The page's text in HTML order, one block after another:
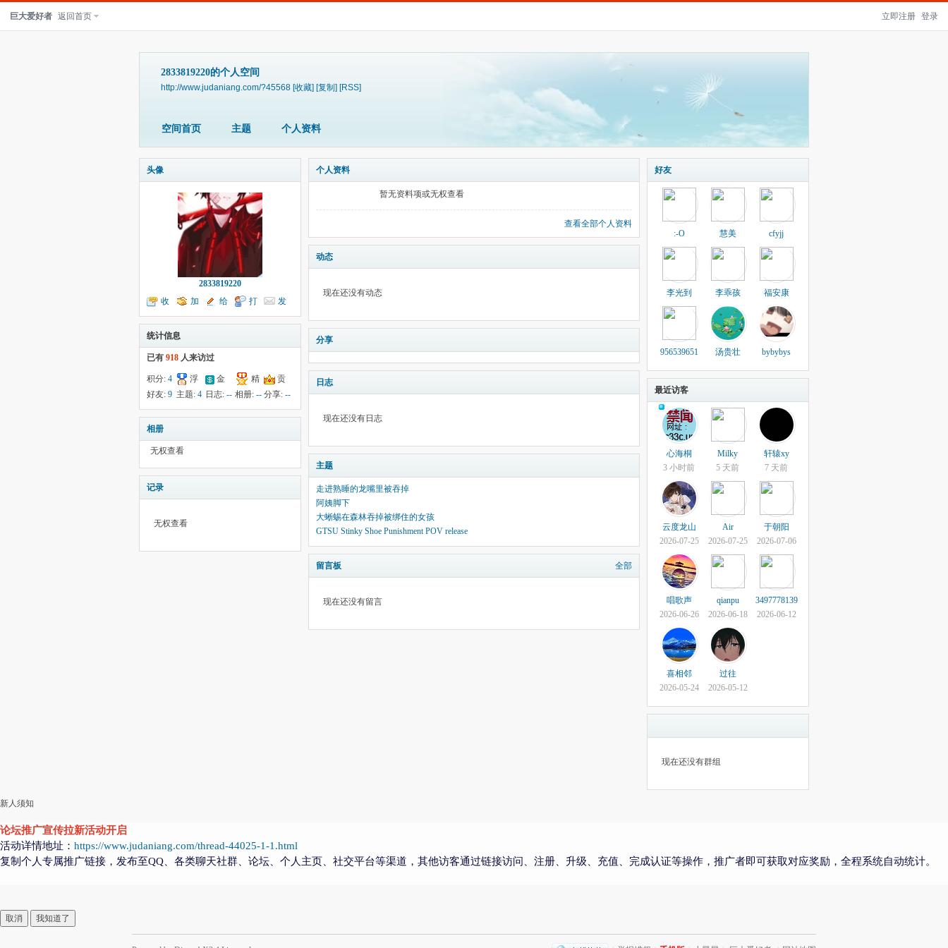
立即注册 登录
巨大爱好者 返回首页
2833819220的个人空间
http://www.judaniang.com/?45568 [收藏] [复制] [RSS]
空间首页 主题 个人资料
头像
2833819220
收
听TA
加
为好友
给
我留言
打
个招呼
发
送消息
统计信息
已有 918 人来访过
积分: 4
浮
云:
金
钱:6
精
华:--
贡
献:11
好友: 9 主题: 4 日志:-- 相册: -- 分享:--
相册
无权查看
记录
无权查看
个人资料
暂无资料项或无权查看
查看全部个人资料
动态
现在还没有动态
分享
日志
现在还没有日志
主题
走进熟睡的龙嘴里被吞掉
阿姨脚下
大蜥蜴在森林吞掉被绑住的女孩
GTSU Stinky Shoe Punishment POV release
留言板 全部
现在还没有留言
好友
:-O 慧美 cfyjj
李光到 李乖孩 福安康
956539651 汤贵壮 bybybys
最近访客
心海桐
3 小时前
Milky
5 天前
轩辕xy
7 天前
云度龙山
2026-07-25
Air
2026-07-25
于朝阳
2026-07-06
唱歌声
2026-06-26
qianpu
2026-06-18
3497778139
2026-06-12
喜相邻
2026-05-24
过往
2026-05-12
现在还没有群组
新人须知
论坛推广宣传拉新活动开启
活动详情地址： https://www.judaniang.com/thread-44025-1-1.html
复制个人专属推广链接，发布至QQ、各类聊天社群、论坛、个人主页、社交平台等渠道，其他访客通过链接访问、注册、升级、充值、完成认证等操作，推广者即可获取对应奖励，全程系统自动统计。
取消 我知道了